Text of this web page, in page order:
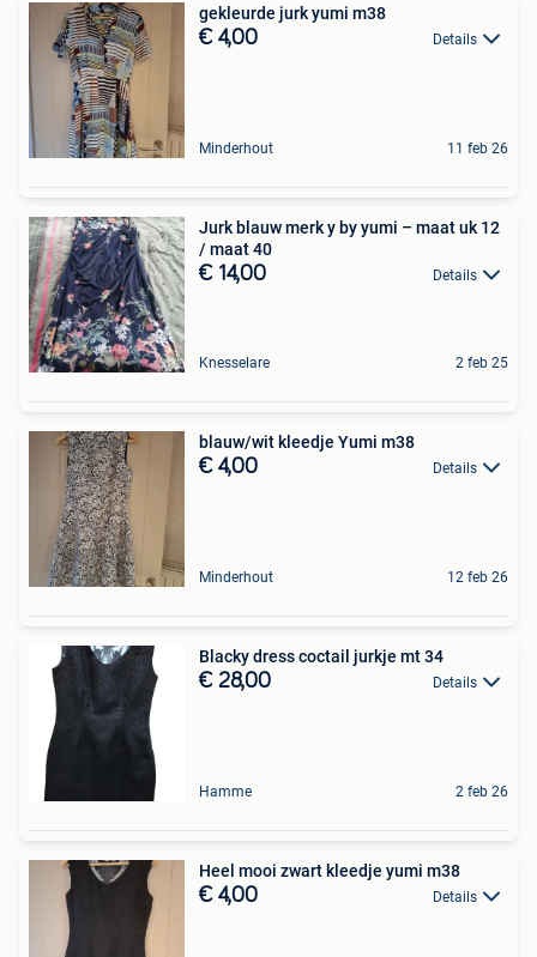
gekleurde jurk yumi m38
€ 4,00 Details
Minderhout 11 feb 26
Jurk blauw merk y by yumi – maat uk 12
/ maat 40
€ 14,00 Details
Knesselare 2 feb 25
blauw/wit kleedje Yumi m38
€ 4,00 Details
Minderhout 12 feb 26
Blacky dress coctail jurkje mt 34
€ 28,00 Details
Hamme 2 feb 26
Heel mooi zwart kleedje yumi m38
€ 4,00 Details